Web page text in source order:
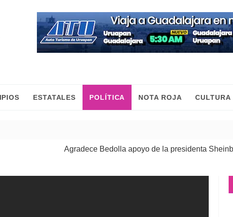
ESTATALES POLÍTICA NOTA ROJA CULTURA
Agradece Bedolla apoyo de la presidenta Sheinbaum